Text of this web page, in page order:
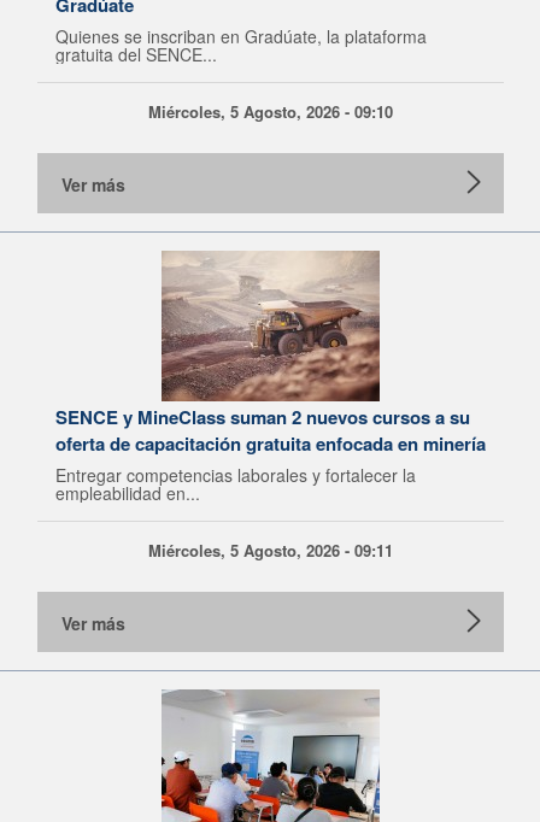
Quienes se inscriban en Gradúate, la plataforma
gratuita del SENCE...
Miércoles, 5 Agosto, 2026 - 09:10
Ver más
SENCE y MineClass suman 2 nuevos cursos a su
oferta de capacitación gratuita enfocada en minería
Entregar competencias laborales y fortalecer la
empleabilidad en...
Miércoles, 5 Agosto, 2026 - 09:11
Ver más